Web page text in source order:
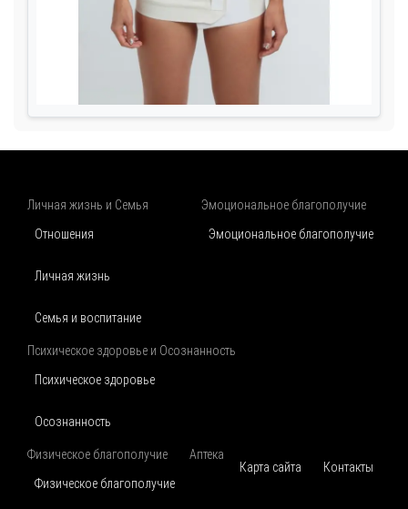
Личная жизнь и Семья
Отношения
Личная жизнь
Семья и воспитание
Эмоциональное благополучие
Эмоциональное благополучие
Психическое здоровье и Осознанность
Психическое здоровье
Осознанность
Физическое благополучие
Физическое благополучие
Аптека
Карта сайта
Контакты